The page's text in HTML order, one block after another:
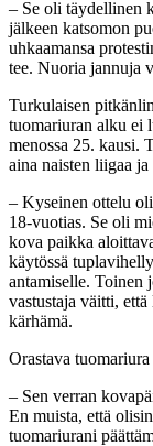
– Se oli täydellinen
jälkeen katsomon
uhkaamansa
tee. Nuoria jannuja
Turkulaisen
tuomariuran alku ei
menossa 25. kausi.
aina naisten liigaa
– Kyseinen ottelu
18-vuotias. Se oli
kova paikka
käytössä
antamiselle. Toinen
vastustaja väitti,
kärhämä.
Orastava
– Sen verran
En muista, että
tuomariurani